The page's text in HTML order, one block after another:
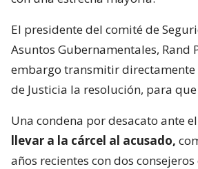
El presidente del comité de
Asuntos Gubernamentales, Rand
embargo transmitir
de Justicia la resolución, para
Una condena por desacato ante el
llevar a la cárcel al acusado,
años recientes con dos